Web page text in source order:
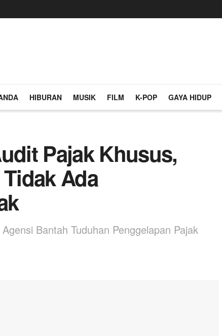
HIBURAN MUSIK FILM K-POP GAYA HIDUP
Pajak Khusus,
Ada
Bantah Tuduhan Penggelapan Pajak